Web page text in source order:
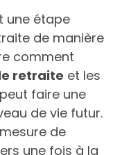
une étape
de manière
comment
retraite et les
peut faire une
de vie futur.
de
une fois à la